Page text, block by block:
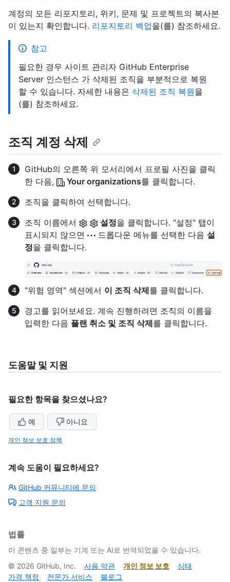
계정의 모든 리포지토리, 위키, 문제 및 프로젝트의 복사본
이 있는지 확인합니다. 리포지토리 백업을(를) 참조하세요.
참고
필요한 경우 사이트 관리자 GitHub Enterprise
Server 인스턴스 가 삭제된 조직을 부분적으로 복원
할 수 있습니다. 자세한 내용은 삭제된 조직 복원을
(를) 참조하세요.
조직 계정 삭제
GitHub의 오른쪽 위 모서리에서 프로필 사진을 클릭
한 다음,
Your organizations를 클릭합니다.
조직을 클릭하여 선택합니다.
조직 이름에서
설정을 클릭합니다. "설정" 탭이
표시되지 않으면
드롭다운 메뉴를 선택한 다음 설
정을 클릭합니다.
"위험 영역" 섹션에서 이 조직 삭제를 클릭합니다.
경고를 읽어보세요. 계속 진행하려면 조직의 이름을
입력한 다음 플랜 취소 및 조직 삭제를 클릭합니다.
도움말 및 지원
필요한 항목을 찾으셨나요?
예 아니요
개인 정보 보호 정책
계속 도움이 필요하세요?
GitHub 커뮤니티에 문의
고객 지원 문의
법률
이 콘텐츠 중 일부는 기계 또는 AI로 번역되었을 수 있습니다.
© 2026 GitHub, Inc. 사용 약관 개인 정보 보호
상태
가격 책정
전문가 서비스 블로그